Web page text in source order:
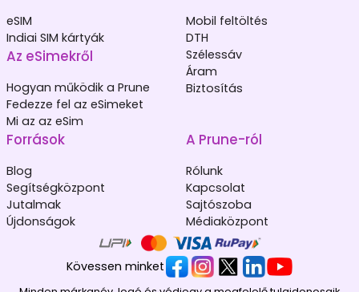
eSIM
Indiai SIM kártyák
Az eSimekről
Hogyan működik a Prune
Fedezze fel az eSimeket
Mi az az eSim
Mobil feltöltés
DTH
Szélessáv
Áram
Biztosítás
Források
Blog
Segítségközpont
Jutalmak
Újdonságok
A Prune-ról
Rólunk
Kapcsolat
Sajtószoba
Médiaközpont
Kövessen minket